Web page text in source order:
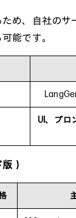
め、自社のサ
能です。
UI、プロ
）